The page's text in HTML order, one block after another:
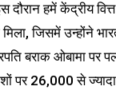
हमें केंद्रीय वित्त
जिसमें उन्होंने
बराक ओबामा पर
पर 26,000 से